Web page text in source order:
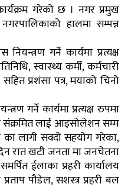
गरेको छ । नगर प्रमुख
हालमा सम्पन्न
नियन्त्रण गर्ने कार्यमा प्रत्यक्ष
स्वास्थ्य कर्मी, कर्मचारी
प्रशंसा पत्र, मयाको चिनो
गर्ने कार्यमा प्रत्यक्ष रुपमा
संक्रमित लाई आइसोलेशन सम्म
लागी सक्दो सहयोग गरेका,
रात खटी जनता मा जनचेतना
ईलाका प्रहरी कार्यालय
पौडेल, सशस्त्र प्रहरी बल